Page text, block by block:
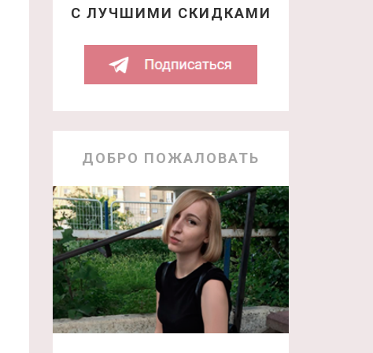
С ЛУЧШИМИ СКИДКАМИ
ДОБРО ПОЖАЛОВАТЬ